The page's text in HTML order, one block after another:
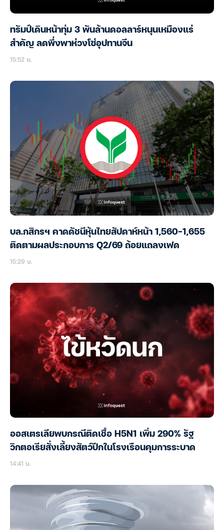
ทรัมป์เดินหน้าทุ่ม 3 พันล้านดอลลาร์หนุนเหมืองแร่
สำคัญ ลดพึ่งพาห่วงโซ่อุปทานจีน
15:52 น.
บล.กสิกรฯ คาดดัชนีหุ้นไทยสัปดาห์หน้า 1,560-1,655
ติดตามผลประกอบการ Q2/69 ถ้อยแถลงเฟด
15:29 น.
ออสเตรเลียพบกรณีติดเชื้อ H5N1 เพิ่ม 290% รัฐ
วิกตอเรียสั่งเลี้ยงสัตว์ปีกในโรงเรือนคุมการระบาด
14:41 น.